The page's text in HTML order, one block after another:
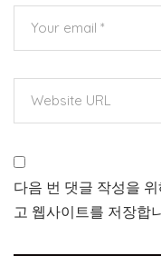
다음 번 댓글 작성을
고 웹사이트를 저장합